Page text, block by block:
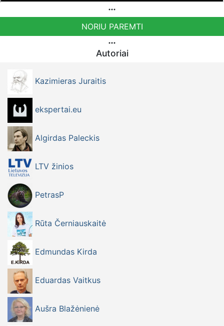
NORIU PAREMTI
Autoriai
Kazimieras Juraitis
ekspertai.eu
Algirdas Paleckis
LTV žinios
PetrasP
Rūta Černiauskaitė
Edmundas Kirda
Eduardas Vaitkus
Aušra Blažėnienė